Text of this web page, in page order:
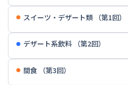
スイーツ・デザート類 （第1回）
デザート系飲料 （第2回）
間食 （第3回）